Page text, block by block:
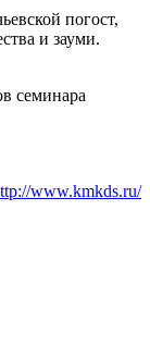
погост,
и зауми.
семинара
www.kmkds.ru/